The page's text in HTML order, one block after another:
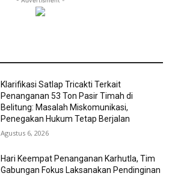
Klarifikasi Satlap Tricakti Terkait
Penanganan 53 Ton Pasir Timah di
Belitung: Masalah Miskomunikasi,
Penegakan Hukum Tetap Berjalan
Agustus 6, 2026
Hari Keempat Penanganan Karhutla, Tim
Gabungan Fokus Laksanakan Pendinginan